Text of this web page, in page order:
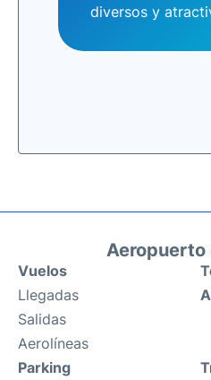
diversos y
Aeropuerto
Vuelos
Llegadas
Salidas
Aerolíneas
Parking